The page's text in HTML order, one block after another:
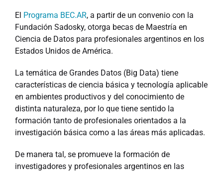
El Programa BEC.AR, a partir de un convenio con la
Fundación Sadosky, otorga becas de Maestría en
Ciencia de Datos para profesionales argentinos en los
Estados Unidos de América.
La temática de Grandes Datos (Big Data) tiene
características de ciencia básica y tecnología aplicable
en ambientes productivos y del conocimiento de
distinta naturaleza, por lo que tiene sentido la
formación tanto de profesionales orientados a la
investigación básica como a las áreas más aplicadas.
De manera tal, se promueve la formación de
investigadores y profesionales argentinos en las